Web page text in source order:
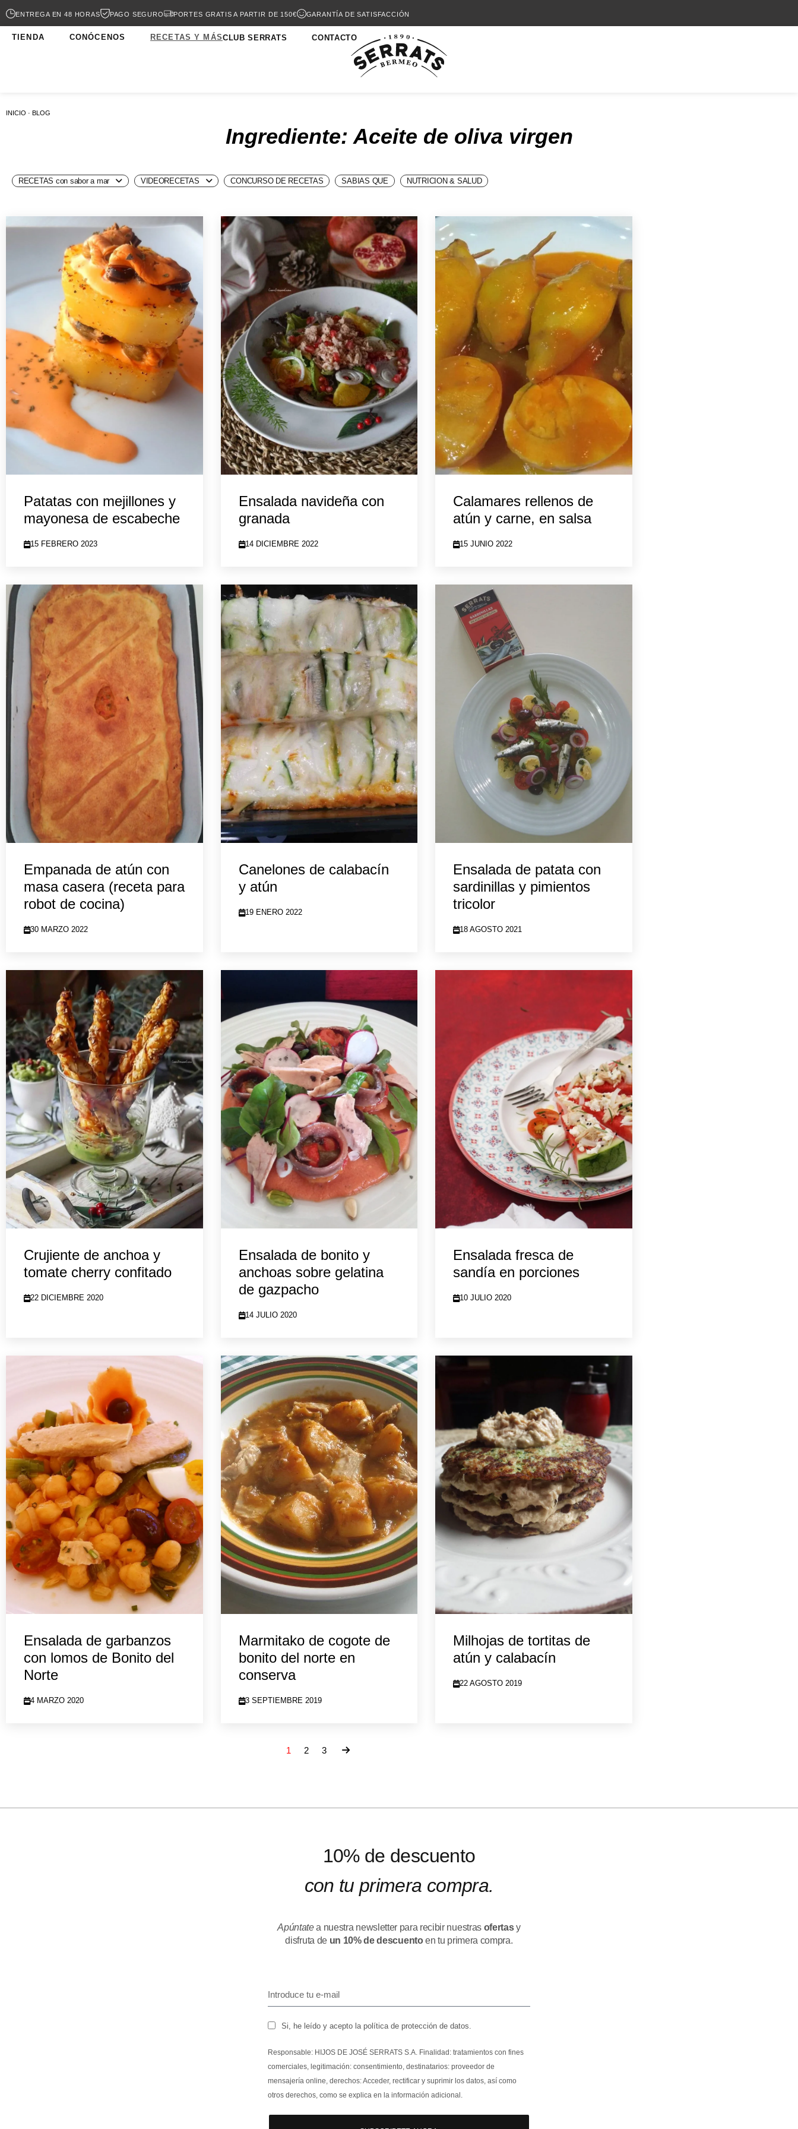
ENTREGA EN 48 HORAS PAGO SEGURO PORTES GRATIS A PARTIR DE 150€ GARANTÍA DE SATISFACCIÓN
TIENDA CONÓCENOS RECETAS Y MÁSCLUB SERRATS CONTACTO
INICIO · BLOG
Ingrediente: Aceite de oliva virgen
RECETAS con sabor a mar VIDEORECETAS CONCURSO DE RECETAS SABIAS QUE NUTRICION & SALUD
Patatas con mejillones y
mayonesa de escabeche
15 FEBRERO 2023
Ensalada navideña con
granada
14 DICIEMBRE 2022
Calamares rellenos de
atún y carne, en salsa
15 JUNIO 2022
Empanada de atún con
masa casera (receta para
robot de cocina)
30 MARZO 2022
Canelones de calabacín
y atún
19 ENERO 2022
Ensalada de patata con
sardinillas y pimientos
tricolor
18 AGOSTO 2021
Crujiente de anchoa y
tomate cherry confitado
22 DICIEMBRE 2020
Ensalada de bonito y
anchoas sobre gelatina
de gazpacho
14 JULIO 2020
Ensalada fresca de
sandía en porciones
10 JULIO 2020
Ensalada de garbanzos
con lomos de Bonito del
Norte
4 MARZO 2020
Marmitako de cogote de
bonito del norte en
conserva
3 SEPTIEMBRE 2019
Milhojas de tortitas de
atún y calabacín
22 AGOSTO 2019
1 2 3
10% de descuento
con tu primera compra.
Apúntatea nuestra newsletter para recibir nuestras ofertasy
disfruta de un 10% de descuentoen tu primera compra.
Si, he leído y acepto la política de protección de datos.
Responsable: HIJOS DE JOSÉ SERRATS S.A. Finalidad: tratamientos con fines
comerciales, legitimación: consentimiento, destinatarios: proveedor de
mensajería online, derechos: Acceder, rectificar y suprimir los datos, así como
otros derechos, como se explica en la información adicional.